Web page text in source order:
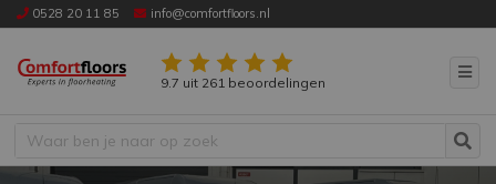
0528 20 11 85 info@comfortfloors.nl
9.7 uit 261 beoordelingen